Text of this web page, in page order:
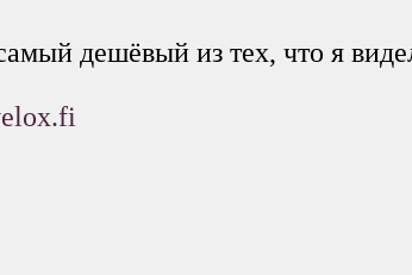
дешёвый из тех, что я